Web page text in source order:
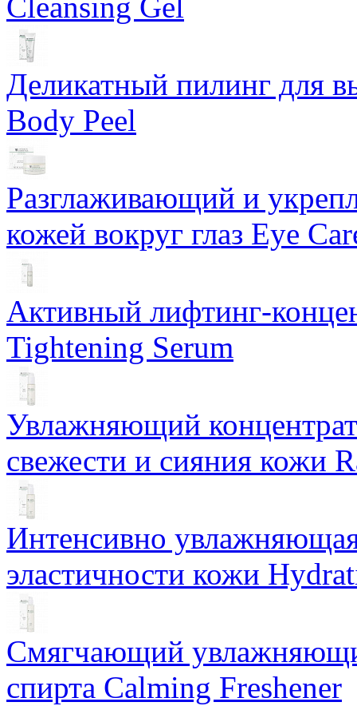
Деликатный пилинг для
Body Peel
Разглаживающий и
кожей вокруг глаз Eye
Активный лифтинг-
Tightening Serum
Увлажняющий
свежести и сияния кожи
Интенсивно
эластичности кожи
Смягчающий
спирта Calming Freshener